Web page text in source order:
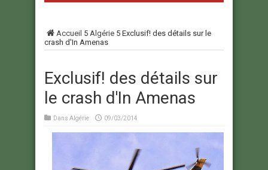
Accueil 5 Algérie 5 Exclusif! des détails sur le
crash d'In Amenas
Exclusif! des détails sur
le crash d'In Amenas
Dans Algérie 09/03/2014